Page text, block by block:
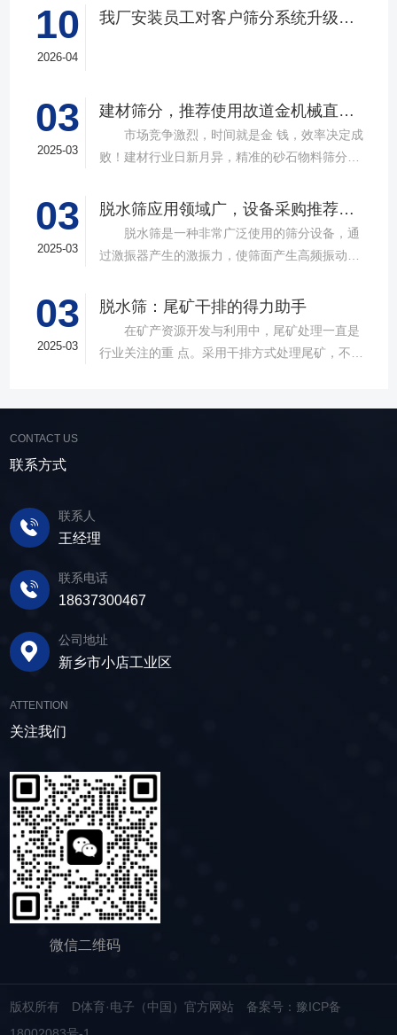
10
2026-04
我厂安装员工对客户筛分系统升级改造完工，客户很满意，我们也很高兴！
03
2025-03
建材筛分，推荐使用故道金机械直线筛
市场竞争激烈，时间就是金 钱，效率决定成
败！建材行业日新月异，精准的砂石物料筛分工
故道金机械，深耕振动筛分领域三十载，推出多
款高质量直线筛设备，以稳定的筛分质量，强大
的处理能力，提供建材砂石物料筛分解决方
队，产品设计时考虑机械结构、动力学特性和操
作便捷性，其生产的直线筛产品使用时，物料在
筛面快速且均匀分布，筛孔不堵塞，筛分效率
质量材料，生产环节层层把控，生产出的振动筛
定作业。另外，该直线筛设备维护保养便捷，只
需要定期检查、清洁、添加润滑油，即可保证振
领未来 追求筛分效率的同时，故道金机械也
积极响应国家环保政策，部分直线筛筛体采用全
建材物料的筛分效率，欢迎随时D体育·电子（中
国）官方网站，故道金机械将提供高质量的产
品，竭诚为您服务！
03
2025-03
脱水筛应用领域广，设备采购推荐选择实力厂家
脱水筛是一种非常广泛使用的筛分设备，通
过激振器产生的激振力，使筛面产生高频振动，
与液体之间的分离。在多个行业中，脱水筛都发
挥着不可或缺的作用。故道金机械带大家一起了
解。 ▲故道金机械单层高频脱水振动筛
筛协助去除多余的水分，以便于尾矿的堆放或再
泥中的水分去除，使其达到后续加工的要
石料厂的水洗砂脱水处理。水洗砂在生产过程中
需要去除表面的泥土和杂质，这时候就需要用脱
水筛，通过脱水筛对物料进行处理，可以确保砂
子的质量符合建筑要求，为建筑工程提供高质量
脱水筛的重要性有了更加清晰地认识，在产品采
购时，也一定要擦亮眼睛。故道金机械深耕振动
筛分行业多年，拥有丰富的生产经验和出色的技
术实力，我们生产的脱水筛产品，品质稳定，生
产效率高，使用维护便利，能够满足不同行业，
不同客户的多样化需求，助力生产提效。
03
2025-03
脱水筛：尾矿干排的得力助手
在矿产资源开发与利用中，尾矿处理一直是
行业关注的重 点。采用干排方式处理尾矿，不仅
使筛面产生高频振动，含水物料进入振动筛后，
体之间的分离。 脱水筛筛板采用模块式设
计，无需螺栓即可安装，维护更换便捷，仅需要
的时间。其筛网具备自清洁功能，可轻松清除粘
附在筛网上的物料，预防筛料堵网。此外，脱水
要求，支持24小时不间断的连续干排作业，提升
生产线脱水效率。 ▲脱水振动筛 脱水筛
适用于金属矿山、非金属矿山以及煤矿等领域的
尾矿处理。通过脱水筛的处理，尾矿的含水量大
大降低，干排效果好，为矿山企业带来了显著的
经济效益和社会效益。脱水筛同样适用于电力、
制糖、制盐、污水厂等领域，助力对细颗粒物料
CONTACT US
联系方式
联系人
王经理
联系电话
18637300467
公司地址
新乡市小店工业区
ATTENTION
关注我们
微信二维码
版权所有 D体育·电子（中国）官方网站 备案号：豫ICP备